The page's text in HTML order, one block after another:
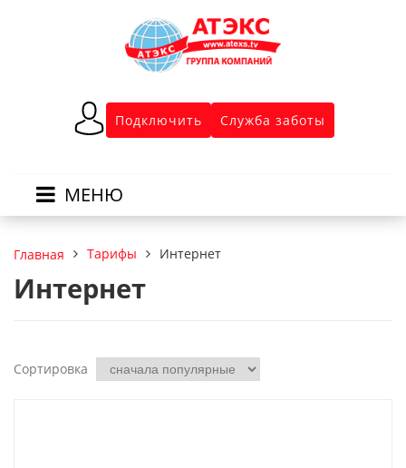
Подключить Служба заботы
МЕНЮ
Главная Тарифы Интернет
Интернет
Сортировка